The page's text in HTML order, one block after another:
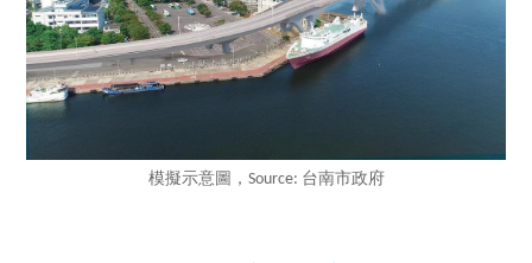
模擬示意圖，Source: 台南市政府